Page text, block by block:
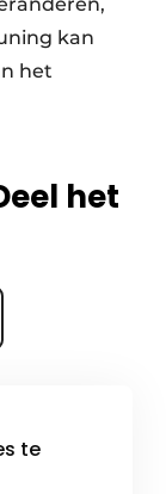
kan
het
het
te